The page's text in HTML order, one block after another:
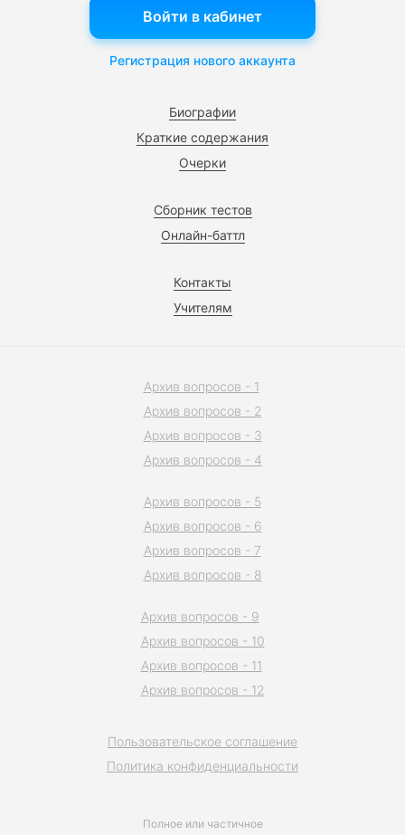
Биографии
Краткие содержания
Очерки
Сборник тестов
Онлайн-баттл
Контакты
Учителям
Войти в кабинет
Регистрация нового аккаунта
Полное или частичное
Пользовательское соглашение
Политика конфиденциальности
Архив вопросов - 1
Архив вопросов - 2
Архив вопросов - 3
Архив вопросов - 4
Архив вопросов - 5
Архив вопросов - 6
Архив вопросов - 7
Архив вопросов - 8
Архив вопросов - 9
Архив вопросов - 10
Архив вопросов - 11
Архив вопросов - 12